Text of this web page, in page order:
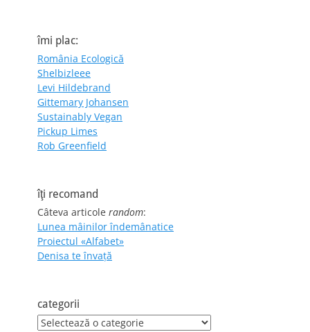
îmi plac:
România Ecologică
Shelbizleee
Levi Hildebrand
Gittemary Johansen
Sustainably Vegan
Pickup Limes
Rob Greenfield
îţi recomand
Câteva articole random:
Lunea mâinilor îndemânatice
Proiectul «Alfabet»
Denisa te învaţă
categorii
categorii